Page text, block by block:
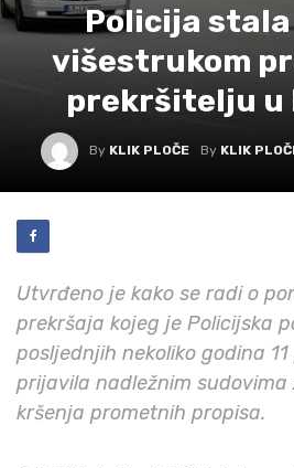
Policija
višestrukom
prekršitelju u
By KLIK PLOČE By KLIK
Utvrđeno je kako se radi o
prekršaja kojeg je Policijska
posljednjih nekoliko godina
prijavila nadležnim sudovima
kršenja prometnih propisa.